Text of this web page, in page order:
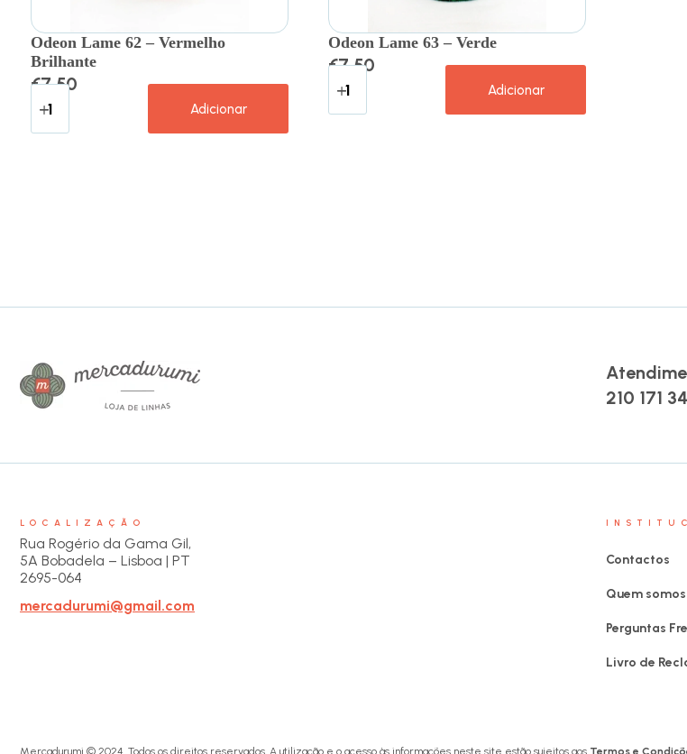
Odeon Lame 62 – Vermelho
Brilhante
€7.50
Adicionar
Odeon Lame 63 – Verde
€7.50
Adicionar
210 171
LOCALIZAÇÃO
Rua Rogério da Gama Gil,
5A Bobadela – Lisboa | PT
2695-064
mercadurumi@gmail.com
Contactos
Quem somos
Perguntas
Livro de